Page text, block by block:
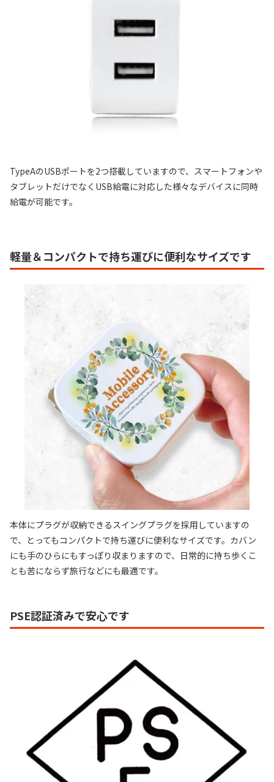
TypeAのUSBポートを2つ搭載していますので、スマートフォンや
タブレットだけでなくUSB給電に対応した様々なデバイスに同時
給電が可能です。
軽量＆コンパクトで持ち運びに便利なサイズです
本体にプラグが収納できるスイングプラグを採用していますの
で、とってもコンパクトで持ち運びに便利なサイズです。カバン
にも手のひらにもすっぽり収まりますので、日常的に持ち歩くこ
とも苦にならず旅行などにも最適です。
PSE認証済みで安心です